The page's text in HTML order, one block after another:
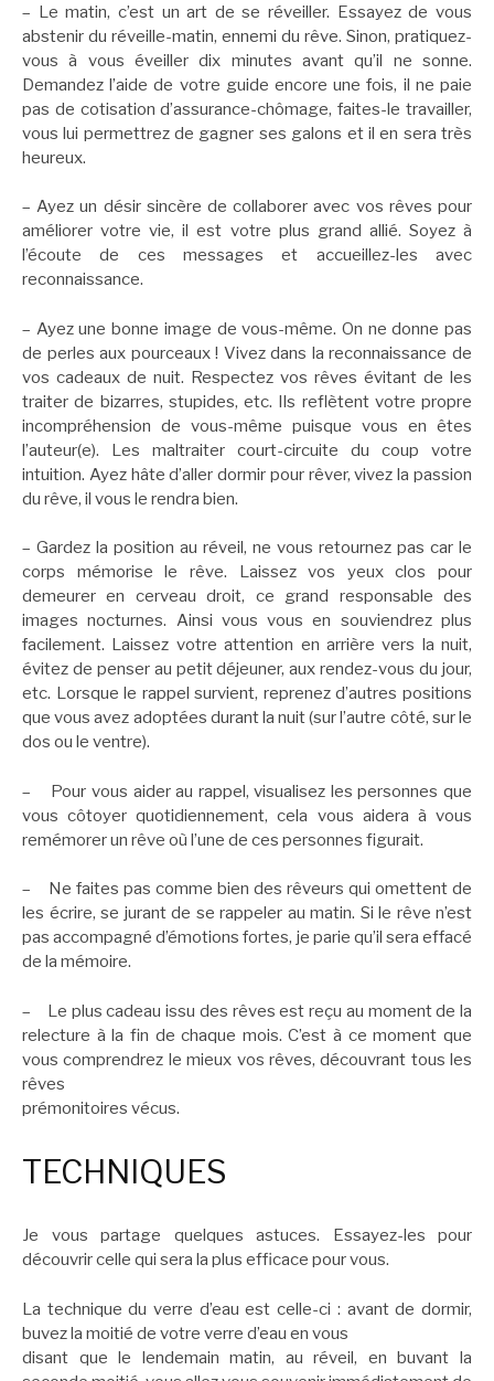
– Le matin, c’est un art de se réveiller. Essayez de vous
abstenir du réveille-matin, ennemi du rêve. Sinon, pratiquez-
vous à vous éveiller dix minutes avant qu’il ne sonne.
Demandez l’aide de votre guide encore une fois, il ne paie
pas de cotisation d’assurance-chômage, faites-le travailler,
vous lui permettrez de gagner ses galons et il en sera très
heureux.
– Ayez un désir sincère de collaborer avec vos rêves pour
améliorer votre vie, il est votre plus grand allié. Soyez à
l’écoute de ces messages et accueillez-les avec
reconnaissance.
– Ayez une bonne image de vous-même. On ne donne pas
de perles aux pourceaux ! Vivez dans la reconnaissance de
vos cadeaux de nuit. Respectez vos rêves évitant de les
traiter de bizarres, stupides, etc. Ils reflètent votre propre
incompréhension de vous-même puisque vous en êtes
l’auteur(e). Les maltraiter court-circuite du coup votre
intuition. Ayez hâte d’aller dormir pour rêver, vivez la passion
du rêve, il vous le rendra bien.
– Gardez la position au réveil, ne vous retournez pas car le
corps mémorise le rêve. Laissez vos yeux clos pour
demeurer en cerveau droit, ce grand responsable des
images nocturnes. Ainsi vous vous en souviendrez plus
facilement. Laissez votre attention en arrière vers la nuit,
évitez de penser au petit déjeuner, aux rendez-vous du jour,
etc. Lorsque le rappel survient, reprenez d’autres positions
que vous avez adoptées durant la nuit (sur l’autre côté, sur le
dos ou le ventre).
– Pour vous aider au rappel, visualisez les personnes que
vous côtoyer quotidiennement, cela vous aidera à vous
remémorer un rêve où l’une de ces personnes figurait.
– Ne faites pas comme bien des rêveurs qui omettent de
les écrire, se jurant de se rappeler au matin. Si le rêve n’est
pas accompagné d’émotions fortes, je parie qu’il sera effacé
de la mémoire.
– Le plus cadeau issu des rêves est reçu au moment de la
relecture à la fin de chaque mois. C’est à ce moment que
vous comprendrez le mieux vos rêves, découvrant tous les
rêves
prémonitoires vécus.
TECHNIQUES
Je vous partage quelques astuces. Essayez-les pour
découvrir celle qui sera la plus efficace pour vous.
La technique du verre d’eau est celle-ci : avant de dormir,
buvez la moitié de votre verre d’eau en vous
disant que le lendemain matin, au réveil, en buvant la